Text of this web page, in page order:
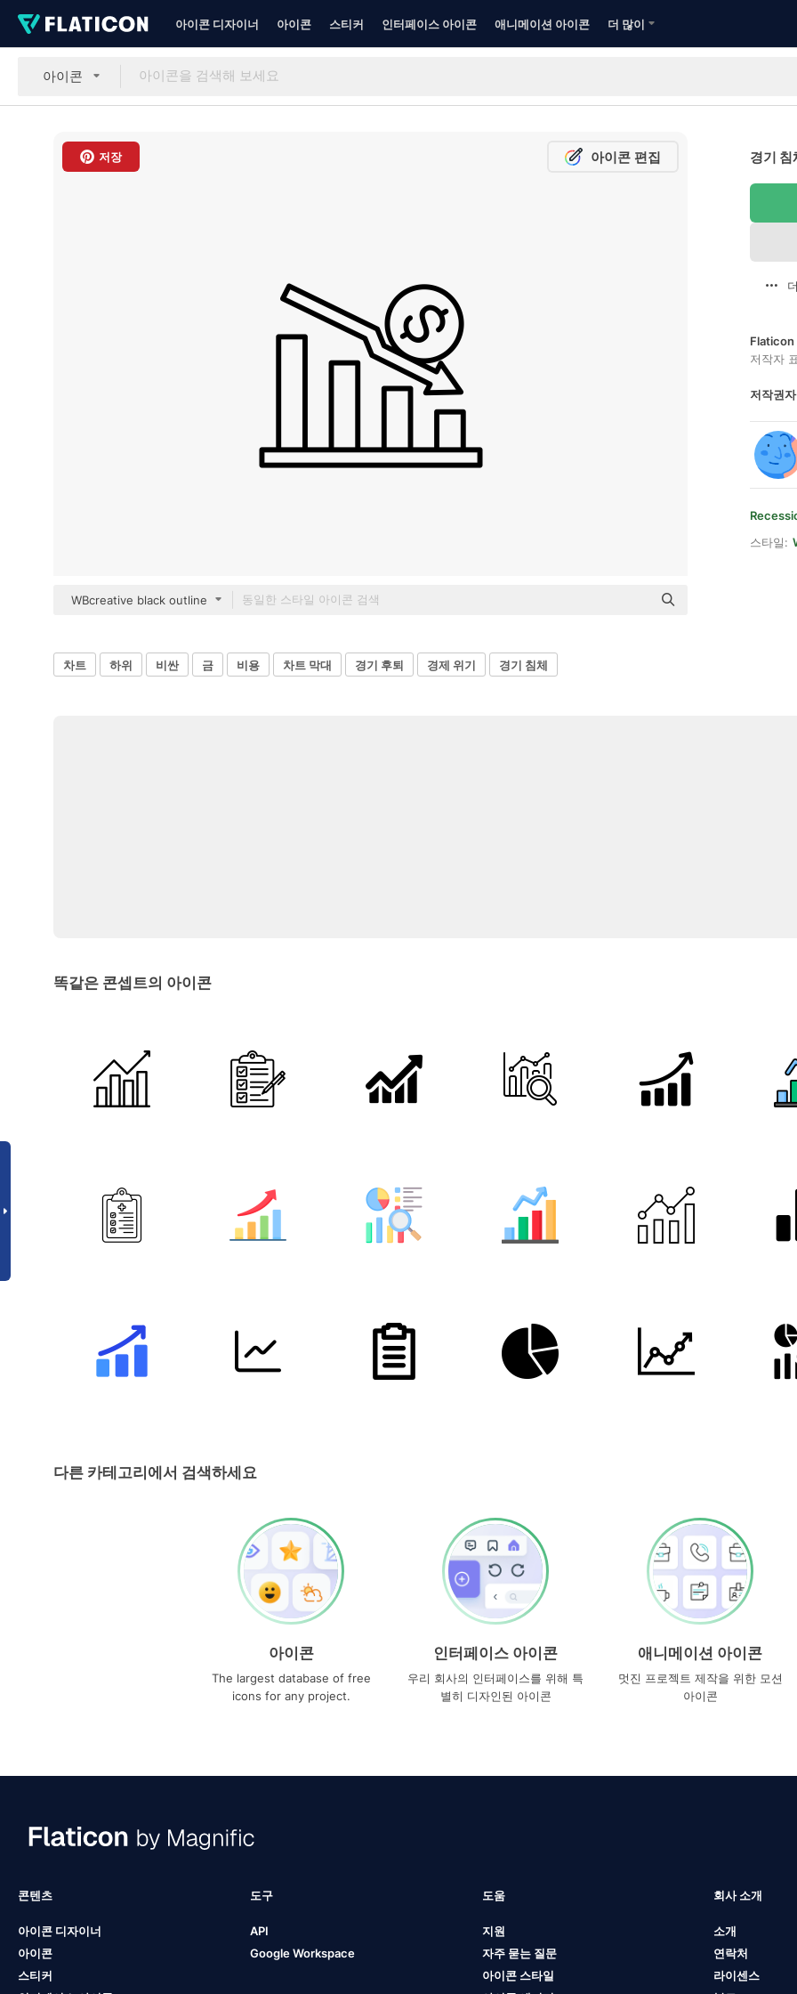
아이콘 디자이너 아이콘 스티커 인터페이스 아이콘 애니메이션 아이콘 더 많이
아이콘
저장 아이콘 편집
WBcreative black outline
경기 침
Flaticon
저작자
저작권
스타일:
차트 하위 비싼 금 비용 차트 막대 경기 후퇴 경제 위기 경기 침체
똑같은 콘셉트의 아이콘
다른 카테고리에서 검색하세요
아이콘
The largest database of free
icons for any project.
인터페이스 아이콘
우리 회사의 인터페이스를 위해 특
별히 디자인된 아이콘
애니메이션 아이콘
멋진 프로젝트 제작을 위한 모션
아이콘
콘텐츠
아이콘 디자이너
아이콘
스티커
도구
API
Google Workspace
도움
지원
자주 묻는 질문
아이콘 스타일
회사 소개
소개
연락처
라이센스